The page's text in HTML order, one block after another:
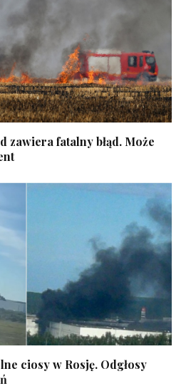
zawiera fatalny błąd. Może
ciosy w Rosję. Odgłosy